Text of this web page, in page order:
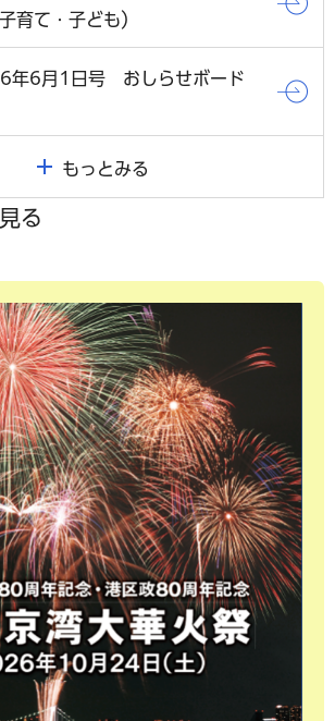
育て・子ども）
年6月1日号 おしらせボード
もっとみる
る